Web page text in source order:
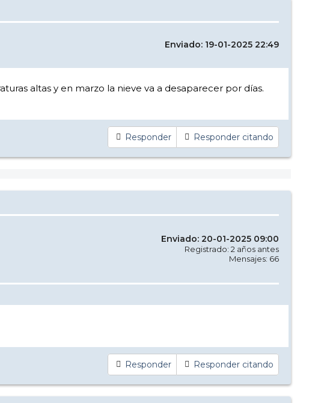
Enviado: 19-01-2025 22:49
altas y en marzo la nieve va a desaparecer por días.
Responder Responder citando
Enviado: 20-01-2025 09:00
Registrado: 2 años antes
Mensajes: 66
Responder Responder citando